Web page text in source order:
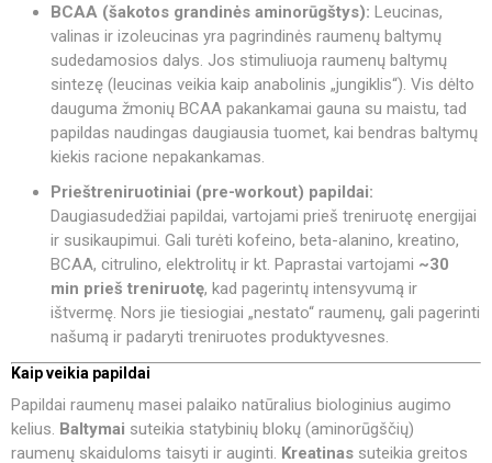
BCAA (šakotos grandinės aminorūgštys): Leucinas,
valinas ir izoleucinas yra pagrindinės raumenų baltymų
sudedamosios dalys. Jos stimuliuoja raumenų baltymų
sintezę (leucinas veikia kaip anabolinis „jungiklis“). Vis dėlto
dauguma žmonių BCAA pakankamai gauna su maistu, tad
papildas naudingas daugiausia tuomet, kai bendras baltymų
kiekis racione nepakankamas.
Prieštreniruotiniai (pre-workout) papildai:
Daugiasudedžiai papildai, vartojami prieš treniruotę energijai
ir susikaupimui. Gali turėti kofeino, beta-alanino, kreatino,
BCAA, citrulino, elektrolitų ir kt. Paprastai vartojami ~30
min prieš treniruotę, kad pagerintų intensyvumą ir
ištvermę. Nors jie tiesiogiai „nestato“ raumenų, gali pagerinti
našumą ir padaryti treniruotes produktyvesnes.
Kaip veikia papildai
Papildai raumenų masei palaiko natūralius biologinius augimo
kelius. Baltymai suteikia statybinių blokų (aminorūgščių)
raumenų skaiduloms taisyti ir auginti. Kreatinas suteikia greitos